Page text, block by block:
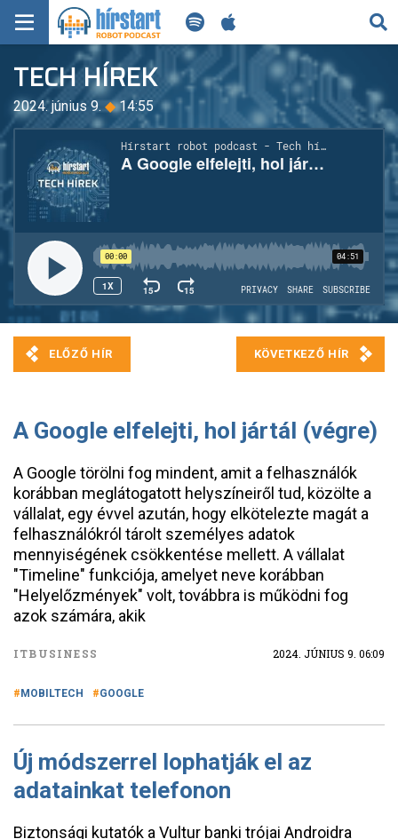
KERESÉS
KEZDŐLAP
FRISS HÍREK
TECH HÍREK
FILM-ZENE-SZÓRAKOZÁS
PLAYLIST
MI AZ A ROBOT PODCAST?
TECH HÍREK
2024. június 9. ◆14:55
A Google elfelejti, hol jártál (végre)
A Google törölni fog mindent, amit a felhasználók
korábban meglátogatott helyszíneiről tud, közölte a
vállalat, egy évvel azután, hogy elkötelezte magát a
felhasználókról tárolt személyes adatok
mennyiségének csökkentése mellett. A vállalat
"Timeline" funkciója, amelyet neve korábban
"Helyelőzmények" volt, továbbra is működni fog
azok számára, akik
ITBUSINESS 2024. JÚNIUS 9. 06:09
MOBILTECH GOOGLE
Új módszerrel lophatják el az
adatainkat telefonon
Biztonsági kutatók a Vultur banki trójai Androidra